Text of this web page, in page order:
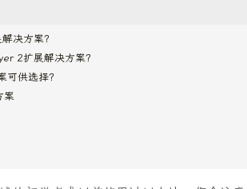
决方案？
2扩展解决方案？
可供选择？
案